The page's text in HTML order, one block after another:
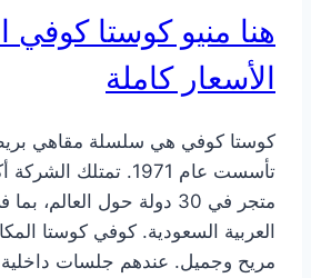
هنا منيو كوستا كوفي
الأسعار كاملة
كوستا كوفي هي سلسلة مقاهي
متجر في 30 دولة حول
العربية السعودية. كوفي كوستا
مريح وجميل. عندهم جلسات داخلية